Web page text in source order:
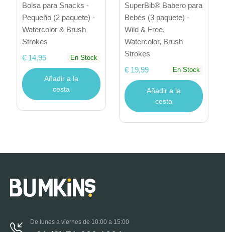
Bolsa para Snacks -
Pequeño (2 paquete) -
Watercolor & Brush
Strokes
€ 14,95
En Stock
Añadir a la
cesta
SuperBib® Babero para
Bebés (3 paquete) -
Wild & Free,
Watercolor, Brush
Strokes
€ 19,99
En Stock
Añadir a la
cesta
De lunes a viernes de 10:00 a 15:00